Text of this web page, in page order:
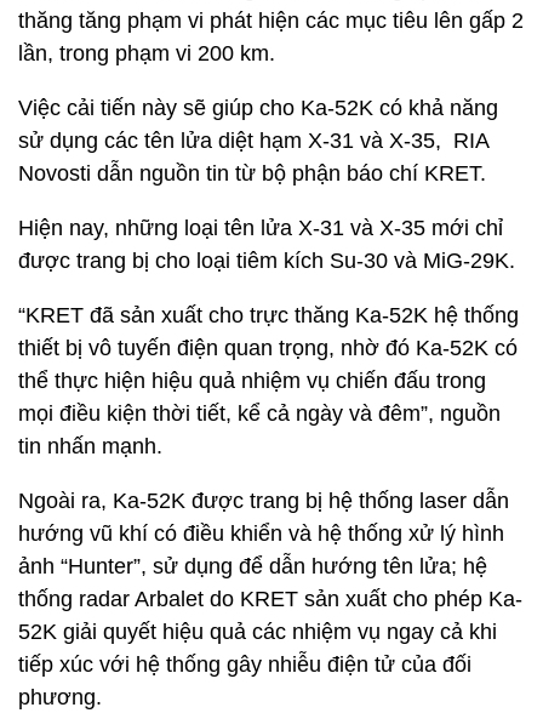
thăng tăng phạm vi phát hiện các mục tiêu lên gấp 2
lần, trong phạm vi 200 km.
Việc cải tiến này sẽ giúp cho Ka-52K có khả năng
sử dụng các tên lửa diệt hạm X-31 và X-35, RIA
Novosti dẫn nguồn tin từ bộ phận báo chí KRET.
Hiện nay, những loại tên lửa X-31 và X-35 mới chỉ
được trang bị cho loại tiêm kích Su-30 và MiG-29K.
“KRET đã sản xuất cho trực thăng Ka-52K hệ thống
thiết bị vô tuyến điện quan trọng, nhờ đó Ka-52K có
thể thực hiện hiệu quả nhiệm vụ chiến đấu trong
mọi điều kiện thời tiết, kể cả ngày và đêm”, nguồn
tin nhấn mạnh.
Ngoài ra, Ka-52K được trang bị hệ thống laser dẫn
hướng vũ khí có điều khiển và hệ thống xử lý hình
ảnh “Hunter”, sử dụng để dẫn hướng tên lửa; hệ
thống radar Arbalet do KRET sản xuất cho phép Ka-
52K giải quyết hiệu quả các nhiệm vụ ngay cả khi
tiếp xúc với hệ thống gây nhiễu điện tử của đối
phương.